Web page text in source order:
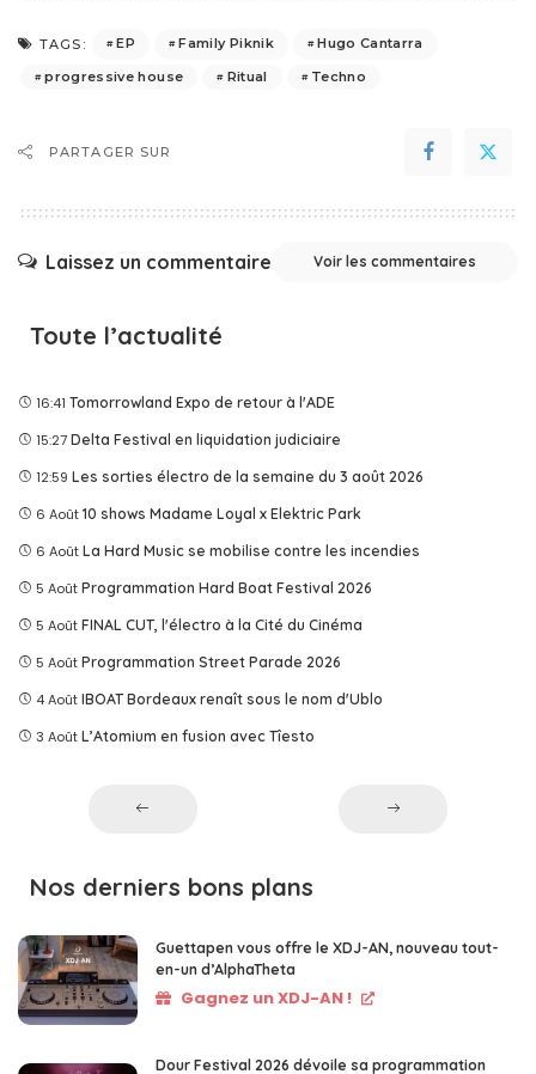
TAGS: EP Family Piknik
Hugo Cantarra
progressive house
Ritual Techno
PARTAGER SUR
Laissez un commentaire Voir les commentaires
Toute l’actualité
16:41 Tomorrowland Expo de retour à l'ADE
15:27 Delta Festival en liquidation judiciaire
12:59 Les sorties électro de la semaine du 3 août 2026
6 Août 10 shows Madame Loyal x Elektric Park
6 Août La Hard Music se mobilise contre les incendies
5 Août Programmation Hard Boat Festival 2026
5 Août FINAL CUT, l'électro à la Cité du Cinéma
5 Août Programmation Street Parade 2026
4 Août IBOAT Bordeaux renaît sous le nom d'Ublo
3 Août L’Atomium en fusion avec Tîesto
Nos derniers bons plans
Guettapen vous offre le XDJ-AN, nouveau tout-
en-un d’AlphaTheta
Gagnez un XDJ-AN !
Dour Festival 2026 dévoile sa programmation